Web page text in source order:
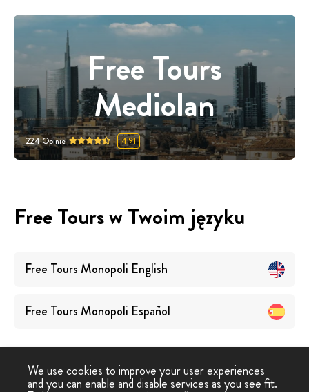
Free Tours
Mediolan
224Opinie 4.91
Free Tours w Twoim języku
Free Tours Monopoli English
Free Tours Monopoli Español
We use cookies to improve your user experiences
and you can enable and disable services as you see fit.